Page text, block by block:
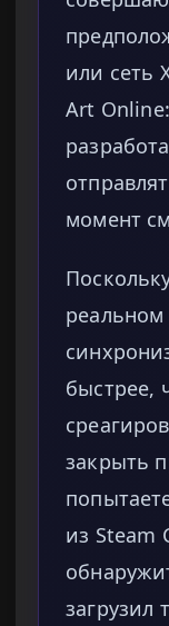
или сеть
Art
момент
быстрее,
закрыть
из Steam
загрузил